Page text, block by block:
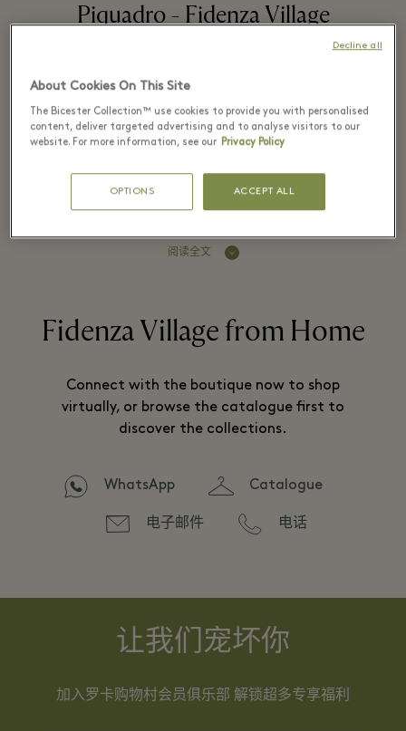
Piquadro - Fidenza Village
Piquadro travel and business luggage is
characterised by a blend of traditional
Italian craftsmanship, innovation and
technology.
阅读全文
Fidenza Village from Home
Connect with the boutique now to shop
virtually, or browse the catalogue first to
discover the collections.
WhatsApp Catalogue
电子邮件 电话
让我们宠坏你
加入罗卡购物村会员俱乐部 解锁超多专享福利
About Cookies On This Site
The Bicester Collection™ use cookies to provide you with personalised
content, deliver targeted advertising and to analyse visitors to our
website. For more information, see our Privacy Policy
OPTIONS ACCEPT ALL
Decline all